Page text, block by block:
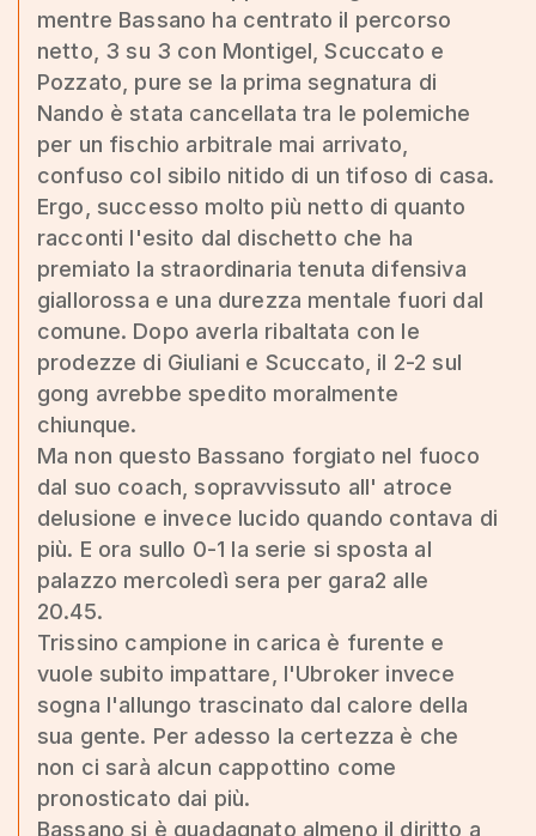
mentre Bassano ha centrato il percorso
netto, 3 su 3 con Montigel, Scuccato e
Pozzato, pure se la prima segnatura di
Nando è stata cancellata tra le polemiche
per un fischio arbitrale mai arrivato,
confuso col sibilo nitido di un tifoso di casa.
Ergo, successo molto più netto di quanto
racconti l'esito dal dischetto che ha
premiato la straordinaria tenuta difensiva
giallorossa e una durezza mentale fuori dal
comune. Dopo averla ribaltata con le
prodezze di Giuliani e Scuccato, il 2-2 sul
gong avrebbe spedito moralmente
chiunque.
Ma non questo Bassano forgiato nel fuoco
dal suo coach, sopravvissuto all' atroce
delusione e invece lucido quando contava di
più. E ora sullo 0-1 la serie si sposta al
palazzo mercoledì sera per gara2 alle
20.45.
Trissino campione in carica è furente e
vuole subito impattare, l'Ubroker invece
sogna l'allungo trascinato dal calore della
sua gente. Per adesso la certezza è che
non ci sarà alcun cappottino come
pronosticato dai più.
Bassano si è guadagnato almeno il diritto a